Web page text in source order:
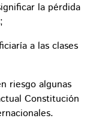
la pérdida
a las clases
riesgo algunas
Constitución